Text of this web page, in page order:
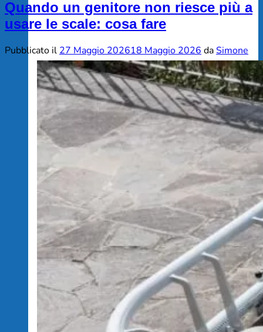
Quando un genitore non riesce più a
usare le scale: cosa fare
Pubblicato il 27 Maggio 202618 Maggio 2026 daSimone